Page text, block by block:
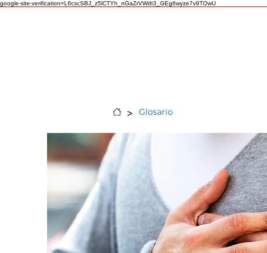
google-site-verification=L6cscSBJ_z5lCTYh_nGaZrVWdt3_GEg6wyze7v9TOwU
> Glosario